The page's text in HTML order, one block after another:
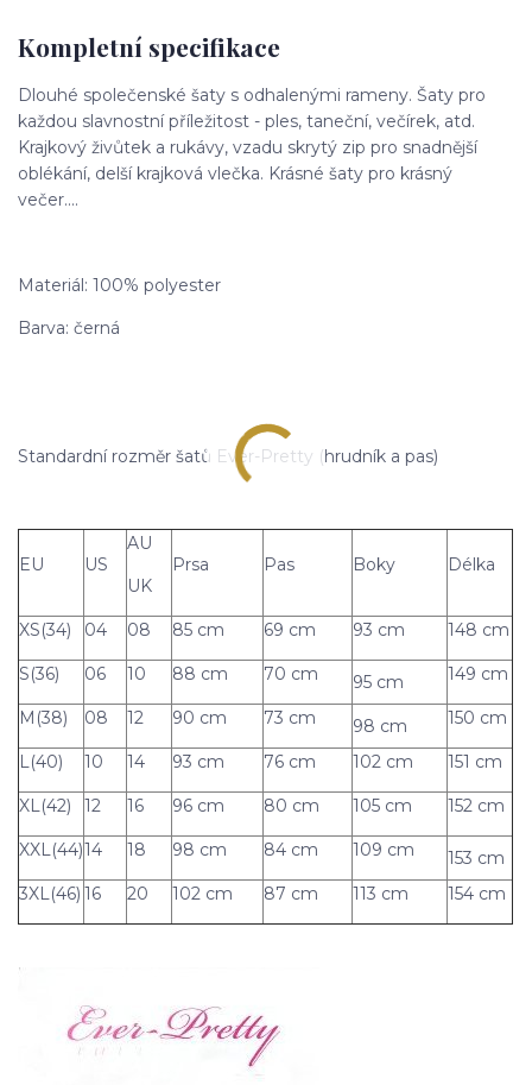
Kompletní specifikace
Dlouhé společenské šaty s odhalenými rameny. Šaty pro
každou slavnostní příležitost - ples, taneční, večírek, atd.
Krajkový živůtek a rukávy, vzadu skrytý zip pro snadnější
oblékání, delší krajková vlečka. Krásné šaty pro krásný
večer....
Materiál: 100% polyester
Barva: černá
Standardní rozměr šatů Ever-Pretty (hrudník a pas)
EU US
AU
UK
Prsa Pas Boky Délka
XS(34) 04 08 85 cm 69 cm 93 cm 148 cm
S(36) 06 10 88 cm 70 cm 95 cm 149 cm
M(38) 08 12 90 cm 73 cm 98 cm 150 cm
L(40) 10 14 93 cm 76 cm 102 cm 151 cm
XL(42) 12 16 96 cm 80 cm 105 cm 152 cm
XXL(44)14 18 98 cm 84 cm 109 cm
153 cm
3XL(46) 16 20 102 cm 87 cm 113 cm 154 cm